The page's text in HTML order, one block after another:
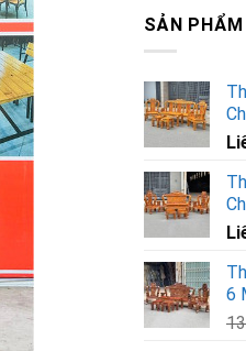
SẢN
6